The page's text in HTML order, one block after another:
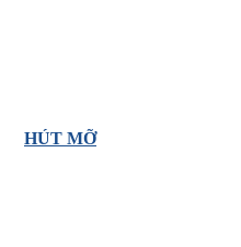
HÚT MỠ